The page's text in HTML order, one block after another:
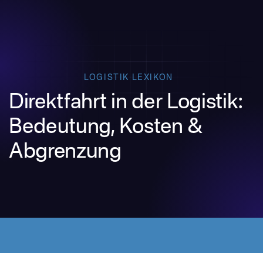
LOGISTIK LEXIKON
Direktfahrt in der Logistik:
Bedeutung, Kosten &
Abgrenzung